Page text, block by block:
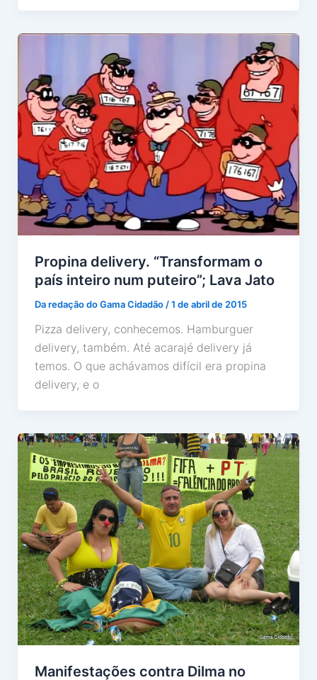
Propina delivery. “Transformam o
país inteiro num puteiro”; Lava Jato
Da redação do Gama Cidadão /1 de abril de 2015
Pizza delivery, conhecemos. Hamburguer
delivery, também. Até acarajé delivery já
temos. O que achávamos difícil era propina
delivery, e o
Manifestações contra Dilma no